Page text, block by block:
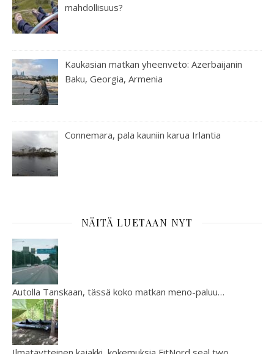
mahdollisuus?
Kaukasian matkan yheenveto: Azerbaijanin
Baku, Georgia, Armenia
Connemara, pala kauniin karua Irlantia
NÄITÄ LUETAAN NYT
Autolla Tanskaan, tässä koko matkan meno-paluu…